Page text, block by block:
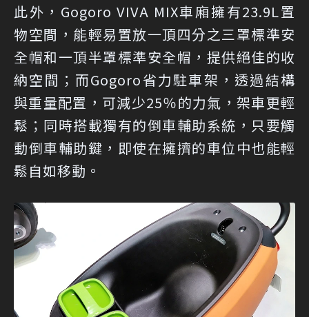
此外，Gogoro VIVA MIX車廂擁有23.9L置
物空間，能輕易置放一頂四分之三罩標準安
全帽和一頂半罩標準安全帽，提供絕佳的收
納空間；而Gogoro省力駐車架，透過結構
與重量配置，可減少25％的力氣，架車更輕
鬆；同時搭載獨有的倒車輔助系統，只要觸
動倒車輔助鍵，即使在擁擠的車位中也能輕
鬆自如移動。